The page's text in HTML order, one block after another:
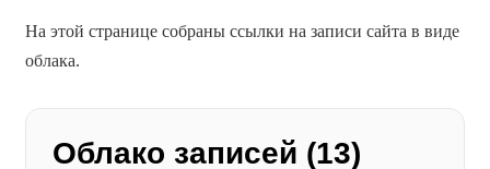
На этой странице собраны ссылки на записи сайта в виде
облака.
Облако записей (13)